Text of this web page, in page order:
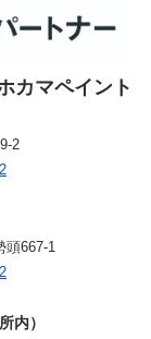
カマペイント
2
頭667-1
内）